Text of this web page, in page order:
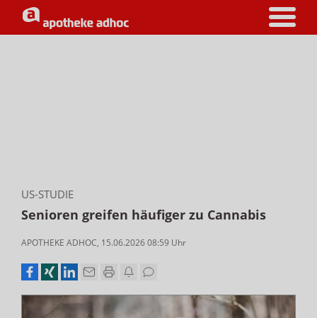
US-STUDIE
Senioren greifen häufiger zu Cannabis
APOTHEKE ADHOC, 15.06.2026 08:59 Uhr